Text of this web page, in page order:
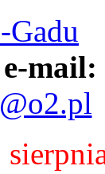
Gadu
e-mail: